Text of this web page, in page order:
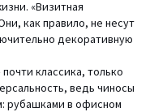
«Визитная
как правило, не несут
декоративную
классика, только
ведь чиносы
рубашками в офисном